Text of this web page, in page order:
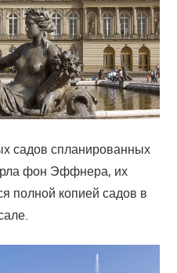
садов спланированных
фон Эффнера, их
полной копией садов в